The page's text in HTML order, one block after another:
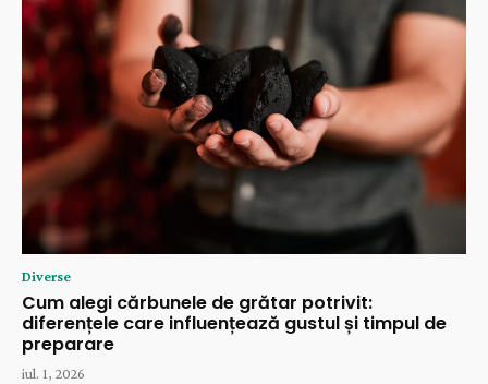
Diverse
Cum alegi cărbunele de grătar potrivit:
diferențele care influențează gustul și timpul de
preparare
iul. 1, 2026